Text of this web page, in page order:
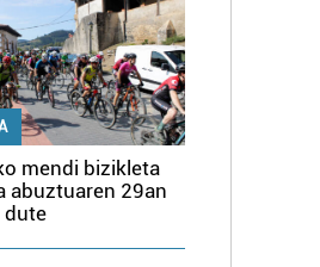
mendi bizikleta
abuztuaren 29an
dute